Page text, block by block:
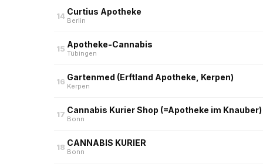
14 Curtius Apotheke
Berlin
15 Apotheke-Cannabis
Tübingen
16 Gartenmed (Erftland Apotheke, Kerpen)
Kerpen
17 Cannabis Kurier Shop (=Apotheke im Knauber)
Bonn
18 CANNABIS KURIER
Bonn